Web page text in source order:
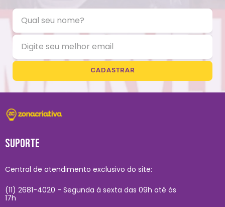
CADASTRAR
SUPORTE
Central de atendimento exclusivo do site:
(11) 2681-4020 - Segunda à sexta das 09h até às
17h